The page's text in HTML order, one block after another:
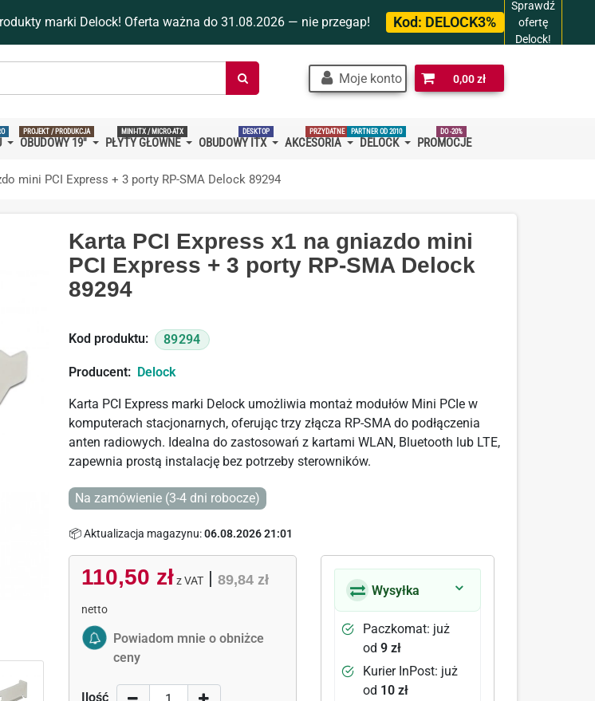
marki Delock! Oferta ważna do 31.08.2026 — nie przegap! Kod: DELOCK3%
Sprawdź
ofertę
Delock!
Szukaj
w
Moje konto 0,00 zł
OBUDOWY 19''
PROJEKT / PRODUKCJA
PŁYTY GŁÓWNE
MINI-ITX / MICRO-ATX
OBUDOWY ITX
DESKTOP
AKCESORIA
PRZYDATNE
DELOCK
PARTNER OD 2010
PROMOCJE
DO -20%
mini PCI Express + 3 porty RP-SMA Delock 89294
Karta PCI Express x1 na gniazdo mini
PCI Express + 3 porty RP-SMA Delock
89294
Kod produktu: 89294
Producent: Delock
Karta PCI Express marki Delock umożliwia montaż modułów Mini PCIe w
komputerach stacjonarnych, oferując trzy złącza RP-SMA do podłączenia
anten radiowych. Idealna do zastosowań z kartami WLAN, Bluetooth lub LTE,
zapewnia prostą instalację bez potrzeby sterowników.
Na zamówienie (3-4 dni robocze)
📦 Aktualizacja magazynu:06.08.2026 21:01
110,50 zł z VAT| 89,84 zł
netto
Activate Price Alert
Powiadom mnie o obniżce
ceny
Ilość
Wysyłka
Paczkomat: już
od9 zł
Kurier InPost: już
od 10 zł